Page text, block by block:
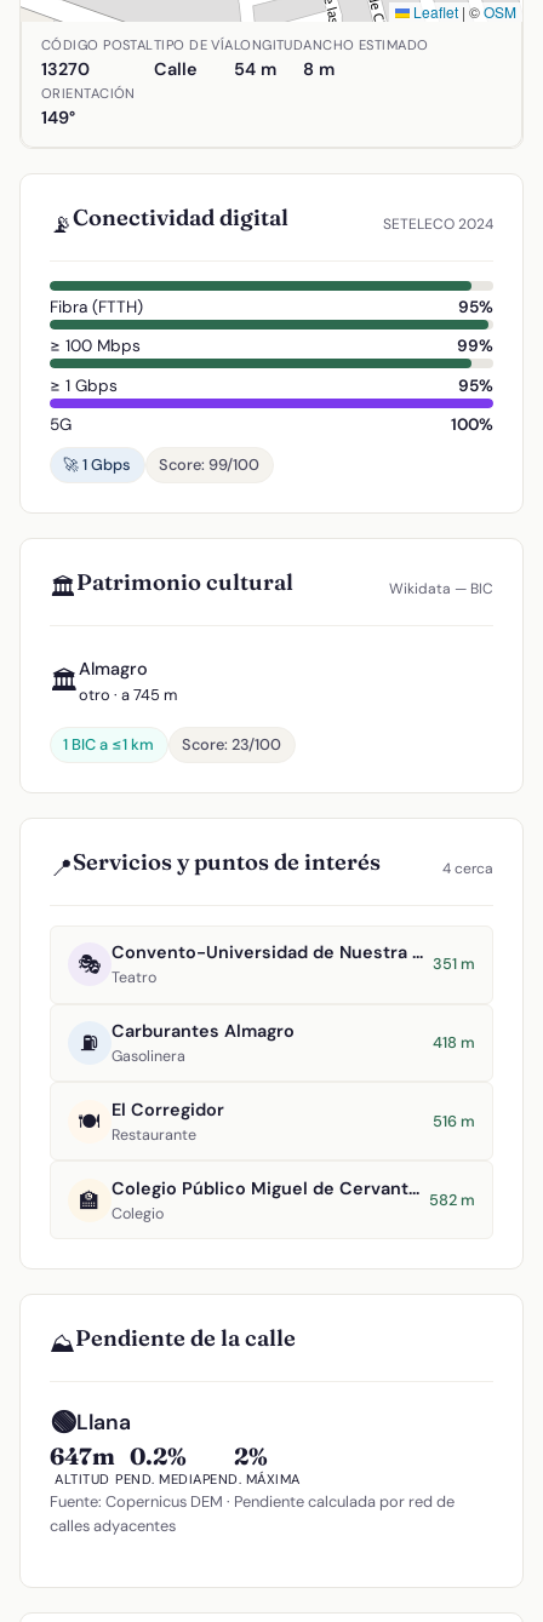
Leaflet | ©OSM
Ubicación de Calle El Greco en Almagro, Ciudad Real.
CÓDIGO POSTAL
13270
TIPO DE VÍA
Calle
LONGITUD
54 m
ANCHO ESTIMADO
8 m
ORIENTACIÓN
149°
📡Conectividad digital SETELECO 2024
Fibra (FTTH)
95%
≥ 100 Mbps
99%
≥ 1 Gbps
95%
5G
100%
🚀 1 Gbps
Score: 99/100
🏛️Patrimonio cultural Wikidata — BIC
🏛️Almagro
otro · a 745 m
1 BIC a ≤1 km Score: 23/100
📍Servicios y puntos de interés 4 cerca
🎭 Convento-Universidad de Nuestra Señora del Rosario
Teatro
351 m
⛽ Carburantes Almagro
Gasolinera
418 m
🍽️ El Corregidor
Restaurante
516 m
🏫 Colegio Público Miguel de Cervantes Saavedra
Colegio
582 m
⛰️Pendiente de la calle
🟢Llana
647m
ALTITUD
0.2%
PEND. MEDIA
2%
PEND. MÁXIMA
Fuente: Copernicus DEM · Pendiente calculada por red de
calles adyacentes